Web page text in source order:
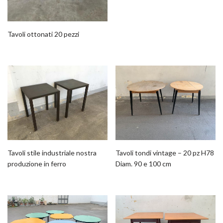
Tavoli ottonati 20 pezzi
Tavoli stile industriale nostra
produzione in ferro
Tavoli tondi vintage – 20 pz H78
Diam. 90 e 100 cm